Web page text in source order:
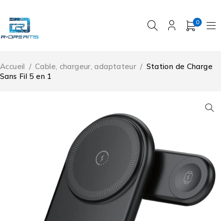
0
Accueil / Cable, chargeur, adaptateur / Station de Charge
Sans Fil 5 en 1